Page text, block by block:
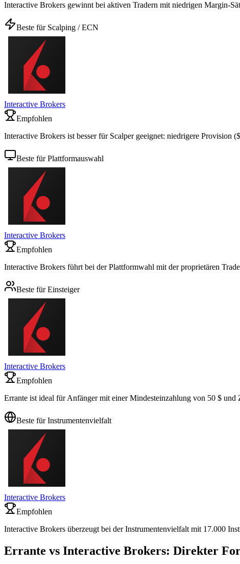
Interactive Brokers gewinnt bei aktiven Tradern mit niedrigen Margin-
Beste für Scalping / ECN
Interactive Brokers
Empfohlen
Interactive Brokers ist besser für Scalper geeignet: niedrigere Provision
Beste für Plattformauswahl
Interactive Brokers
Empfohlen
Interactive Brokers führt bei der Plattformwahl mit der proprietären
Beste für Einsteiger
Interactive Brokers
Empfohlen
Errante ist ideal für Anfänger mit einer Mindesteinzahlung von 50 $
Beste für Instrumentenvielfalt
Interactive Brokers
Empfohlen
Interactive Brokers überzeugt bei der Instrumentenvielfalt mit 17.000
Errante vs Interactive Brokers: Direkter